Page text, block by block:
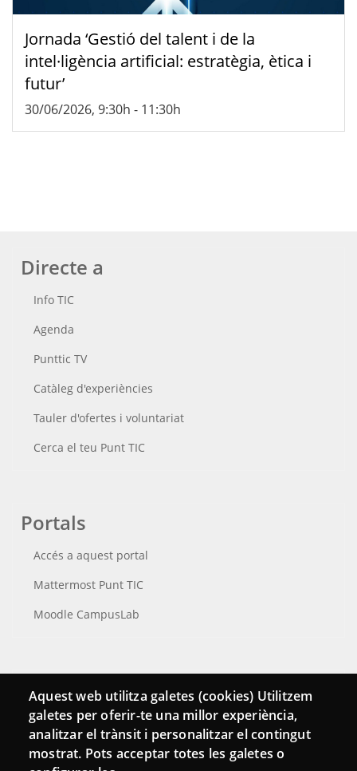
Jornada ‘Gestió del talent i de la
intel·ligència artificial: estratègia, ètica i
futur’
30/06/2026, 9:30h - 11:30h
Directe a
Info TIC
Agenda
Punttic TV
Catàleg d'experiències
Tauler d'ofertes i voluntariat
Cerca el teu Punt TIC
Portals
Accés a aquest portal
Mattermost Punt TIC
Moodle CampusLab
Connecta
Bustia de contacte
Butlletins
Aquest web utilitza galetes (cookies) Utilitzem
galetes per oferir-te una millor experiència,
analitzar el trànsit i personalitzar el contingut
mostrat. Pots acceptar totes les galetes o